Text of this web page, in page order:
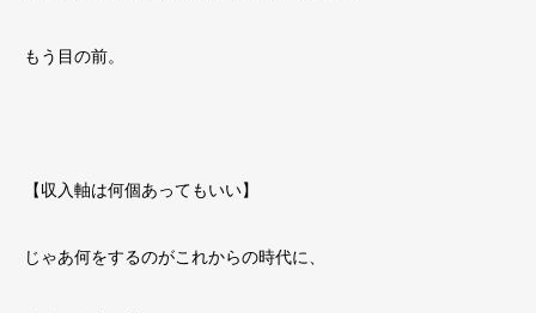
もう目の前。
【収入軸は何個あってもいい】
じゃあ何をするのがこれからの時代に、